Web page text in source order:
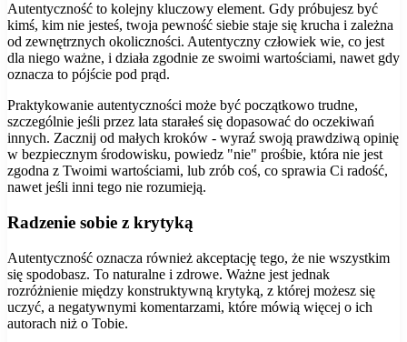
Autentyczność to kolejny kluczowy element. Gdy próbujesz być
kimś, kim nie jesteś, twoja pewność siebie staje się krucha i zależna
od zewnętrznych okoliczności. Autentyczny człowiek wie, co jest
dla niego ważne, i działa zgodnie ze swoimi wartościami, nawet gdy
oznacza to pójście pod prąd.
Praktykowanie autentyczności może być początkowo trudne,
szczególnie jeśli przez lata starałeś się dopasować do oczekiwań
innych. Zacznij od małych kroków - wyraź swoją prawdziwą opinię
w bezpiecznym środowisku, powiedz "nie" prośbie, która nie jest
zgodna z Twoimi wartościami, lub zrób coś, co sprawia Ci radość,
nawet jeśli inni tego nie rozumieją.
Radzenie sobie z krytyką
Autentyczność oznacza również akceptację tego, że nie wszystkim
się spodobasz. To naturalne i zdrowe. Ważne jest jednak
rozróżnienie między konstruktywną krytyką, z której możesz się
uczyć, a negatywnymi komentarzami, które mówią więcej o ich
autorach niż o Tobie.